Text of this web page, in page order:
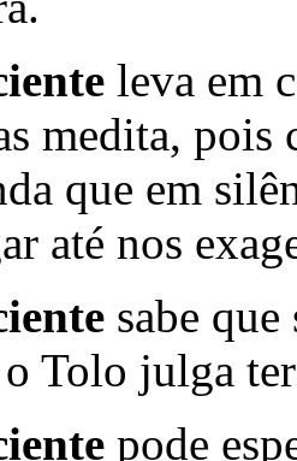
leva em
medita,
que em
até nos
sabe
Tolo julga
pode